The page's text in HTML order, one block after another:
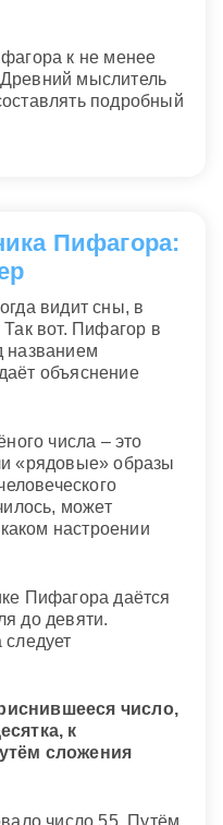
к не менее
мыслитель
подробный
Пифагора:
видит сны, в
вот. Пифагор в
названием
объяснение
числа – это
«рядовые» образы
может
настроении
Пифагора даётся
до девяти.
число,
к
сложения
число 55. Путём